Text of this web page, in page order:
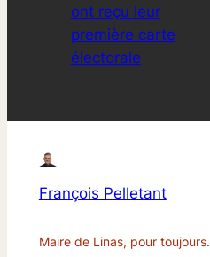
ont reçu leur
première carte
électorale
François Pelletant
Maire de Linas, pour toujours.